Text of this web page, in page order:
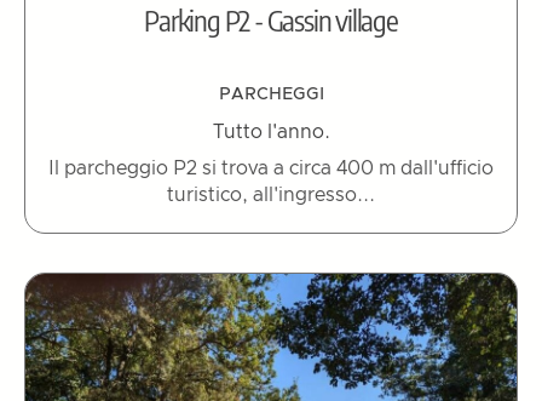
Parking P2 - Gassin village
PARCHEGGI
Tutto l'anno.
Il parcheggio P2 si trova a circa 400 m dall'ufficio
turistico, all'ingresso...